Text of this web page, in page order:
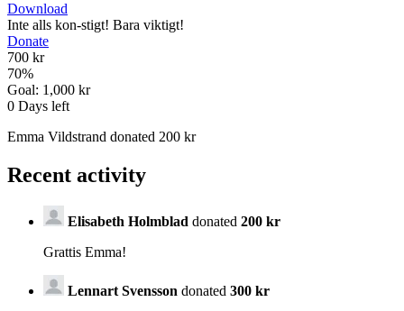
Download
Inte alls kon-stigt! Bara viktigt!
Donate
700 kr
70%
Goal: 1,000 kr
0 Days left
Emma Vildstrand donated 200 kr
Recent activity
Elisabeth Holmblad donated 200 kr
Grattis Emma!
Lennart Svensson donated 300 kr